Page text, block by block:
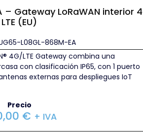
– Gateway LoRaWAN interior
LTE (EU)
L08GL-868M-EA
4G/LTE Gateway combina una
con clasificación IP65, con 1 puerto
externas para despliegues IoT
Precio
€ + IVA